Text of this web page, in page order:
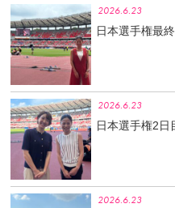
2026.6.23
日本選手権最
2026.6.23
日本選手権2日
2026.6.23